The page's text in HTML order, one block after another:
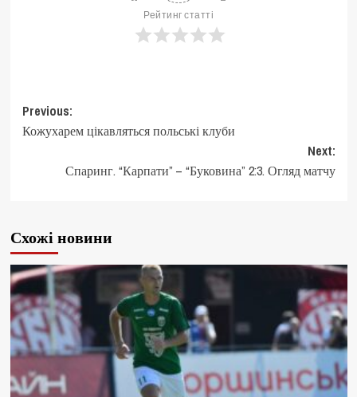
Рейтинг статті
Post
navigation
Previous:
Кожухарем цікавляться польські клуби
Next:
Спаринг. “Карпати” – “Буковина” 2:3. Огляд матчу
Схожі новини